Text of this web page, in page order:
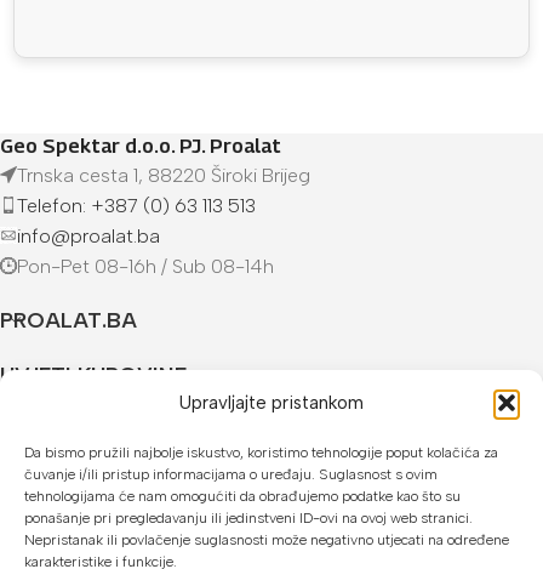
Upravljajte pristankom
Da bismo pružili najbolje iskustvo, koristimo tehnologije poput kolačića za
čuvanje i/ili pristup informacijama o uređaju. Suglasnost s ovim
tehnologijama će nam omogućiti da obrađujemo podatke kao što su
ponašanje pri pregledavanju ili jedinstveni ID-ovi na ovoj web stranici.
Nepristanak ili povlačenje suglasnosti može negativno utjecati na određene
karakteristike i funkcije.
Geo Spektar d.o.o. PJ. Proalat
Trnska cesta 1, 88220 Široki Brijeg
Telefon: +387 (0) 63 113 513
info@proalat.ba
Pon-Pet 08-16h / Sub 08-14h
PROALAT.BA
UVJETI KUPOVINE
U našoj web trgovini možete platiti:
Kreditnim karticama jednokratno ili do 24 rate